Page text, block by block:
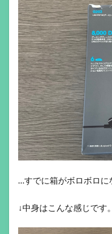
…すでに箱がボロボロに
↓中身はこんな感じです。